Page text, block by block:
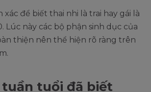
xác để biết thai nhi là trai hay gái là
Lúc này các bộ phận sinh dục của
thiện nên thể hiện rõ ràng trên
tuần tuổi đã biết